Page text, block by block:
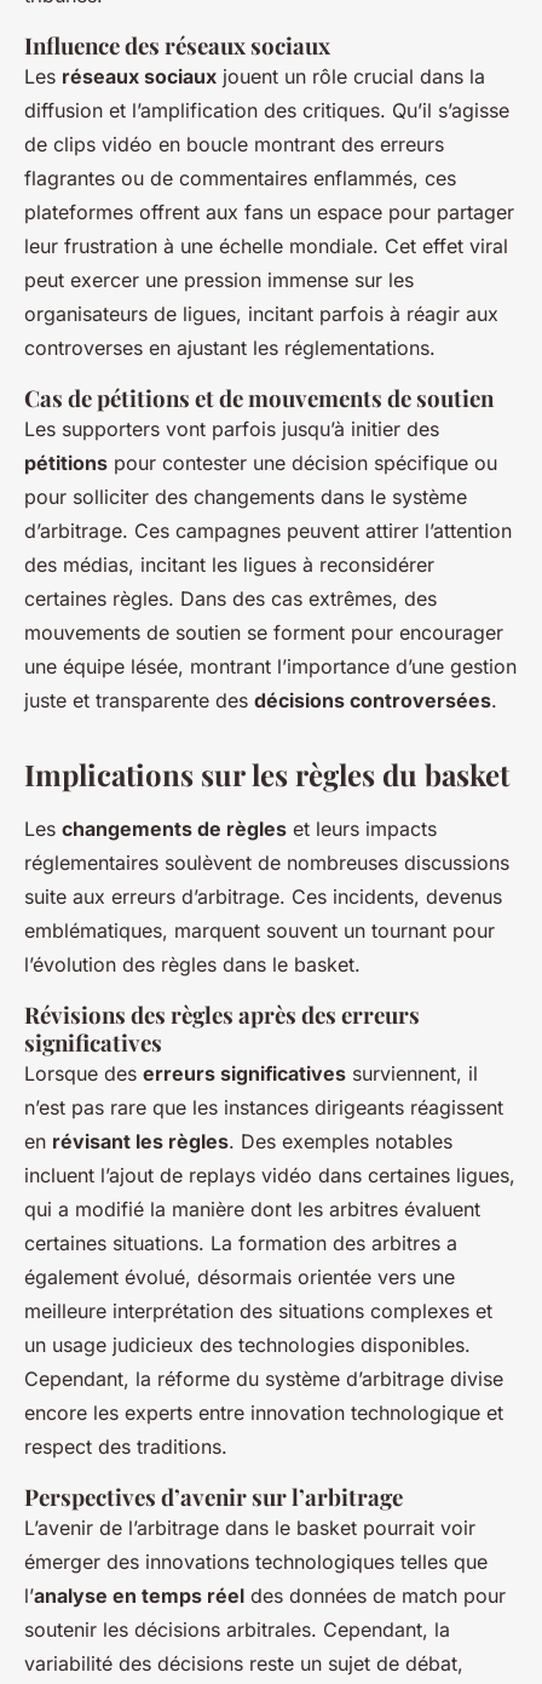
Influence des réseaux sociaux
Les réseaux sociaux jouent un rôle crucial dans la
diffusion et l’amplification des critiques. Qu’il s’agisse
de clips vidéo en boucle montrant des erreurs
flagrantes ou de commentaires enflammés, ces
plateformes offrent aux fans un espace pour partager
leur frustration à une échelle mondiale. Cet effet viral
peut exercer une pression immense sur les
organisateurs de ligues, incitant parfois à réagir aux
controverses en ajustant les réglementations.
Cas de pétitions et de mouvements de soutien
Les supporters vont parfois jusqu’à initier des
pétitions pour contester une décision spécifique ou
pour solliciter des changements dans le système
d’arbitrage. Ces campagnes peuvent attirer l’attention
des médias, incitant les ligues à reconsidérer
certaines règles. Dans des cas extrêmes, des
mouvements de soutien se forment pour encourager
une équipe lésée, montrant l’importance d’une gestion
juste et transparente des décisions controversées.
Implications sur les règles du basket
Les changements de règles et leurs impacts
réglementaires soulèvent de nombreuses discussions
suite aux erreurs d’arbitrage. Ces incidents, devenus
emblématiques, marquent souvent un tournant pour
l’évolution des règles dans le basket.
Révisions des règles après des erreurs
significatives
Lorsque des erreurs significatives surviennent, il
n’est pas rare que les instances dirigeants réagissent
en révisant les règles. Des exemples notables
incluent l’ajout de replays vidéo dans certaines ligues,
qui a modifié la manière dont les arbitres évaluent
certaines situations. La formation des arbitres a
également évolué, désormais orientée vers une
meilleure interprétation des situations complexes et
un usage judicieux des technologies disponibles.
Cependant, la réforme du système d’arbitrage divise
encore les experts entre innovation technologique et
respect des traditions.
Perspectives d’avenir sur l’arbitrage
L’avenir de l’arbitrage dans le basket pourrait voir
émerger des innovations technologiques telles que
l’analyse en temps réel des données de match pour
soutenir les décisions arbitrales. Cependant, la
variabilité des décisions reste un sujet de débat,